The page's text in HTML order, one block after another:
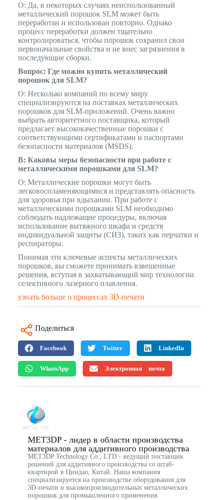
О: Да, в некоторых случаях неиспользованный
металлический порошок SLM может быть
переработан и использован повторно. Однако
процесс переработки должен тщательно
контролироваться, чтобы порошок сохранил свои
первоначальные свойства и не внес загрязнения в
последующие сборки.
Вопрос: Где можно купить металлический
порошок для SLM?
О: Несколько компаний по всему миру
специализируются на поставках металлических
порошков для SLM-приложений. Очень важно
выбрать авторитетного поставщика, который
предлагает высококачественные порошки с
соответствующими сертификатами и паспортами
безопасности материалов (MSDS).
В: Каковы меры безопасности при работе с
металлическими порошками для SLM?
О: Металлические порошки могут быть
легковоспламеняющимися и представлять опасность
для здоровья при вдыхании. При работе с
металлическими порошками SLM необходимо
соблюдать надлежащие процедуры, включая
использование вытяжного шкафа и средств
индивидуальной защиты (СИЗ), таких как перчатки и
респираторы.
Понимая эти ключевые аспекты металлических
порошков, вы сможете принимать взвешенные
решения, вступая в захватывающий мир технологии
селективного лазерного плавления.
узнать больше о процессах 3D-печати
Поделиться
Facebook Twitter LinkedIn
WhatsApp Электронная почта
MET3DP - лидер в области производства
материалов для аддитивного производства
MET3DP Technology Co., LTD - ведущий поставщик
решений для аддитивного производства со штаб-
квартирой в Циндао, Китай. Наша компания
специализируется на производстве оборудования для
3D-печати и высокопроизводительных металлических
порошков для промышленного применения.